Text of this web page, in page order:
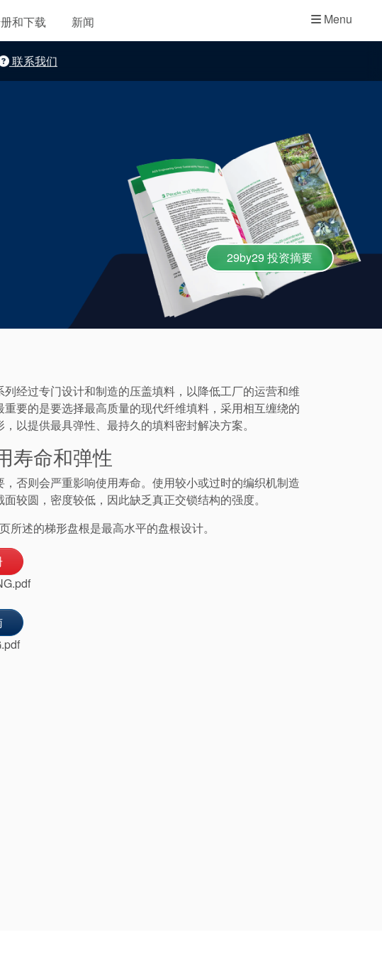
和下载 新闻 Menu
联系我们
29by29 投资摘要
列经过专门设计和制造的压盖填料，以降低工厂的运营和维
要的是要选择最高质量的现代纤维填料，采用相互缠绕的
以提供最具弹性、最持久的填料密封解决方案。
寿命和弹性
否则会严重影响使用寿命。使用较小或过时的编织机制造
较圆，密度较低，因此缺乏真正交锁结构的强度。
所述的梯形盘根是最高水平的盘根设计。